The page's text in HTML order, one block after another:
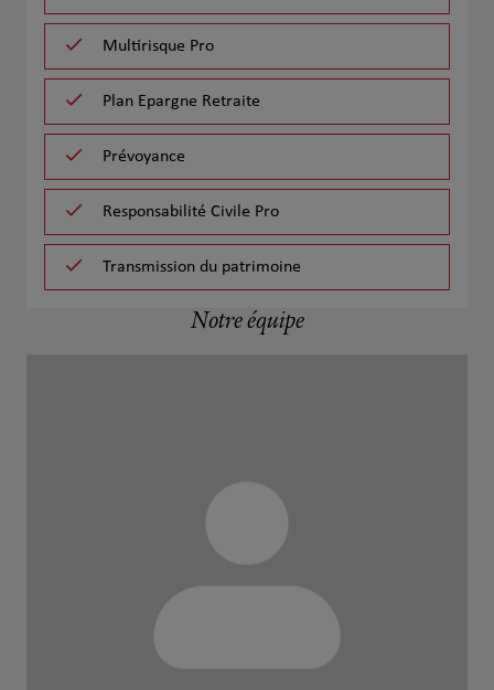
Multirisque Pro
Plan Epargne Retraite
Prévoyance
Responsabilité Civile Pro
Transmission du patrimoine
Notre équipe